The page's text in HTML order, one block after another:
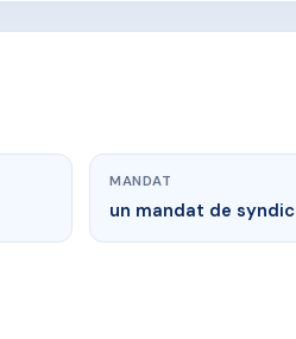
MANDAT
un mandat de syndic